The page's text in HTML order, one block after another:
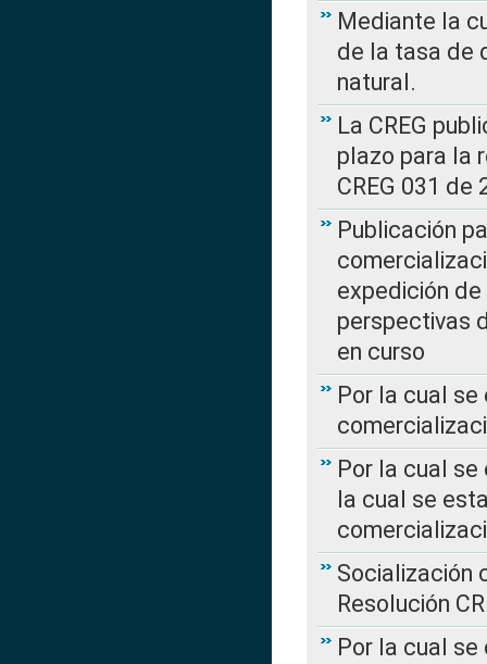
Mediante la
de la tasa de
natural.
La CREG
plazo para la
CREG 031 de
Publicación
expedición de
perspectivas
en curso
Por la cual
Por la cual se
la cual se
Socialización
Resolución
Por la cual